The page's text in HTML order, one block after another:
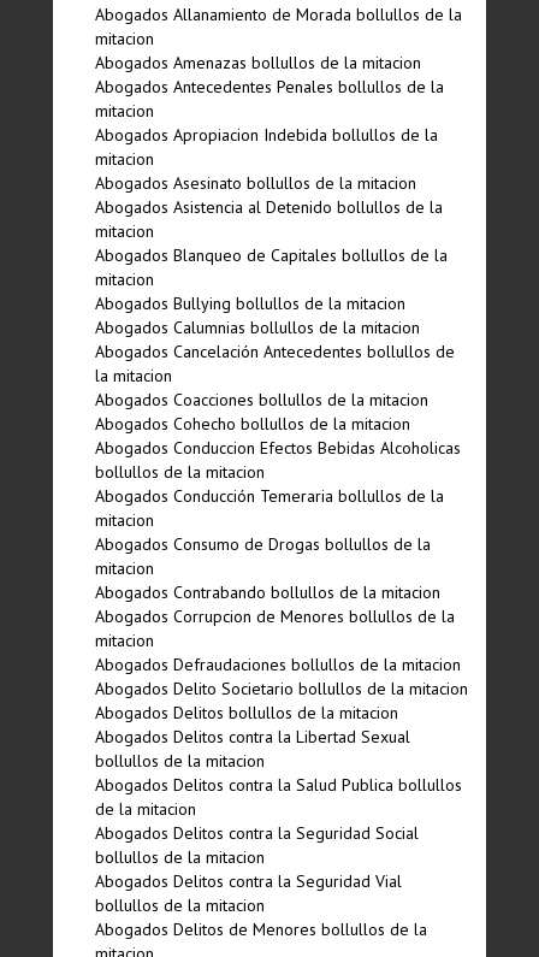
Abogados Allanamiento de Morada bollullos de la
mitacion
Abogados Amenazas bollullos de la mitacion
Abogados Antecedentes Penales bollullos de la
mitacion
Abogados Apropiacion Indebida bollullos de la
mitacion
Abogados Asesinato bollullos de la mitacion
Abogados Asistencia al Detenido bollullos de la
mitacion
Abogados Blanqueo de Capitales bollullos de la
mitacion
Abogados Bullying bollullos de la mitacion
Abogados Calumnias bollullos de la mitacion
Abogados Cancelación Antecedentes bollullos de
la mitacion
Abogados Coacciones bollullos de la mitacion
Abogados Cohecho bollullos de la mitacion
Abogados Conduccion Efectos Bebidas Alcoholicas
bollullos de la mitacion
Abogados Conducción Temeraria bollullos de la
mitacion
Abogados Consumo de Drogas bollullos de la
mitacion
Abogados Contrabando bollullos de la mitacion
Abogados Corrupcion de Menores bollullos de la
mitacion
Abogados Defraudaciones bollullos de la mitacion
Abogados Delito Societario bollullos de la mitacion
Abogados Delitos bollullos de la mitacion
Abogados Delitos contra la Libertad Sexual
bollullos de la mitacion
Abogados Delitos contra la Salud Publica bollullos
de la mitacion
Abogados Delitos contra la Seguridad Social
bollullos de la mitacion
Abogados Delitos contra la Seguridad Vial
bollullos de la mitacion
Abogados Delitos de Menores bollullos de la